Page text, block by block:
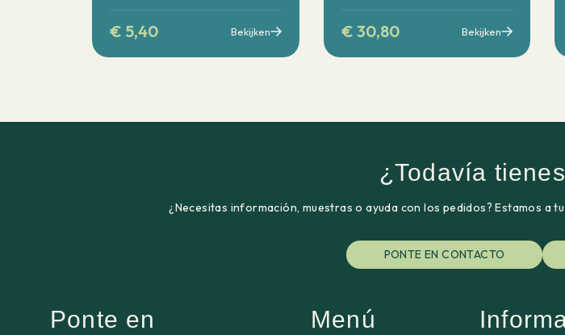
€ 5,40 Bekijken € 30,80 Bekijken
¿Todavía
¿Necesitas información, muestras o ayuda con los pedidos? Estamos a
PONTE EN CONTACTO
Ponte en
Menú